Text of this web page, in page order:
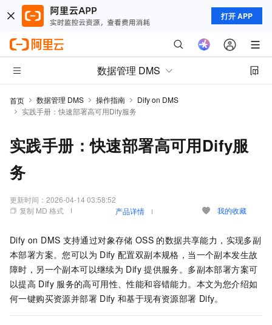
打开 APP
数据管理 DMS
首页 数据管理 DMS 操作指南
Dify on DMS
实践手册：快速部署高可用Dify服务
实践手册：快速部署高可用Dify服
务
更新时间： 2026-04-14 03:58:52
复制 MD 格式
产品详情 我的收藏
Dify on DMS 支持通过对象存储 OSS 的数据共享能力，实现多副
本部署方案。您可以为 Dify 配置双副本规格，当一个副本发生故
障时，另一个副本可以继续为 Dify 提供服务。多副本部署方案可
以提高 Dify 服务的高可用性、性能和容错能力。本文为您介绍如
何一键购买资源并部署 Dify 和基于现有资源部署 Dify。